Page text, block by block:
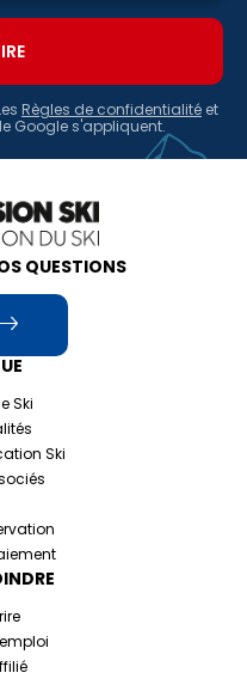
Règles de confidentialité et
Google s'appliquent.
Ski
Ski
QUESTIONS